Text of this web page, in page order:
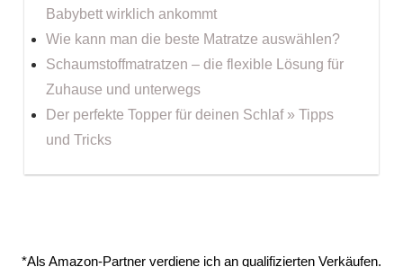
Babybett wirklich ankommt
Wie kann man die beste Matratze auswählen?
Schaumstoffmatratzen – die flexible Lösung für
Zuhause und unterwegs
Der perfekte Topper für deinen Schlaf » Tipps
und Tricks
*Als Amazon-Partner verdiene ich an qualifizierten Verkäufen.